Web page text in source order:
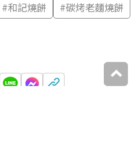
#和記燒餅 #碳烤老麵燒餅